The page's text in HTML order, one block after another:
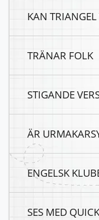
KAN
TRÄNAR FOLK
STIGANDE
ÄR
ENGELSK
SES MED